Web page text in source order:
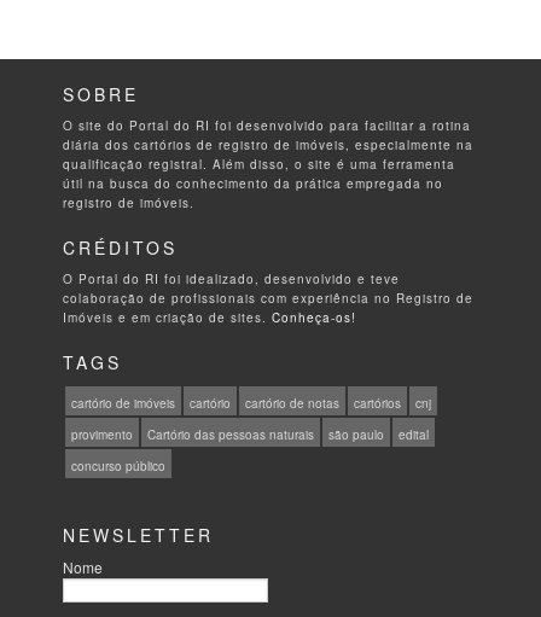
SOBRE
O site do Portal do RI foi desenvolvido para facilitar a rotina
diária dos cartórios de registro de imóveis, especialmente na
qualificação registral. Além disso, o site é uma ferramenta
útil na busca do conhecimento da prática empregada no
registro de imóveis.
CRÉDITOS
O Portal do RI foi idealizado, desenvolvido e teve
colaboração de profissionais com experiência no Registro de
Imóveis e em criação de sites.Conheça-os!
TAGS
cartório de imóveis cartório cartório de notas cartórios
cnj
provimento
Cartório das pessoas naturais são paulo
edital
concurso público
NEWSLETTER
Nome